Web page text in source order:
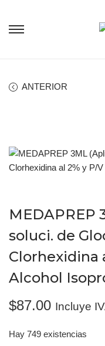
ANTERIOR
MEDAPREP
soluci. de
Clorhexidina
Alcohol
$87.00 Incluye
Hay 749 existencias